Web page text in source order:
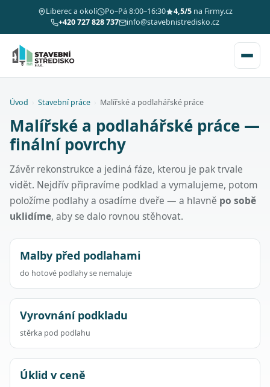
Liberec a okolí Po–Pá 8:00–16:30 4,5/5na Firmy.cz
+420 727 828 737
info@stavebnistredisko.cz
Úvod Stavební práce Malířské a podlahářské práce
Malířské a podlahářské práce —
finální povrchy
Závěr rekonstrukce a jediná fáze, kterou je pak trvale
vidět. Nejdřív připravíme podklad a vymalujeme, potom
položíme podlahy a osadíme dveře — a hlavně po sobě
uklidíme, aby se dalo rovnou stěhovat.
Malby před podlahami
do hotové podlahy se nemaluje
Vyrovnání podkladu
stěrka pod podlahu
Úklid v ceně